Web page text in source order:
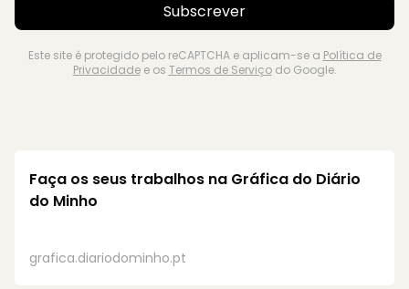
Subscrever
Este site é protegido pelo reCAPTCHA e aplicam-se a Política de
Privacidadee os Termos de Serviçodo Google.
Faça os seus trabalhos na Gráfica do Diário
do Minho
grafica.diariodominho.pt